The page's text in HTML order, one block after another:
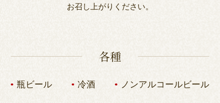
お召し上がりください。
各種
瓶ビール 冷酒 ノンアルコールビール